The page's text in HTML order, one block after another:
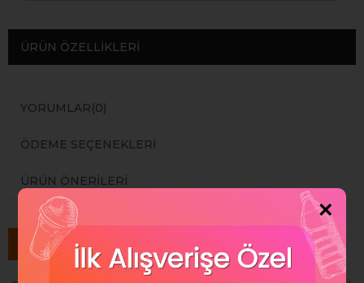
ÜRÜN ÖZELLIKLERI
YORUMLAR(0)
ÖDEME SEÇENEKLERI
ÜRÜN ÖNERILERI
Benzer Ürünler
×